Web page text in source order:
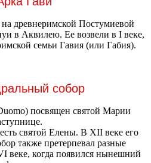
древнеримской Постумиевой
в Аквилею. Ее возвели в I веке,
семьи Гавия (или Габия).
собор
посвящен святой Марии
святой Елены. В XII веке его
также претерпевал разные
веке, когда появился нынешний